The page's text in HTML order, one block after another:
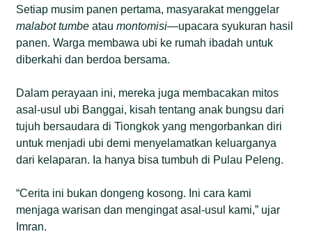
Setiap musim panen pertama, masyarakat menggelar
malabot tumbe ataumontomisi—upacara syukuran hasil
panen. Warga membawa ubi ke rumah ibadah untuk
diberkahi dan berdoa bersama.
Dalam perayaan ini, mereka juga membacakan mitos
asal-usul ubi Banggai, kisah tentang anak bungsu dari
tujuh bersaudara di Tiongkok yang mengorbankan diri
untuk menjadi ubi demi menyelamatkan keluarganya
dari kelaparan. Ia hanya bisa tumbuh di Pulau Peleng.
“Cerita ini bukan dongeng kosong. Ini cara kami
menjaga warisan dan mengingat asal-usul kami,” ujar
Imran.